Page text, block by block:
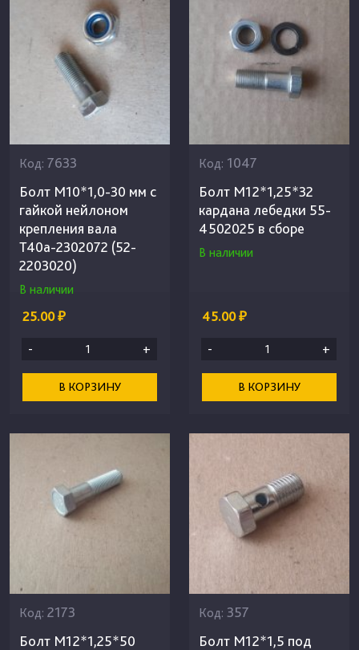
Код: 7633
Болт М10*1,0-30 мм с
гайкой нейлоном
крепления вала
Т40а-2302072 (52-
2203020)
В наличии
25.00 ₽
- +
В КОРЗИНУ
Код: 1047
Болт М12*1,25*32
кардана лебедки 55-
4502025 в сборе
В наличии
45.00 ₽
- +
В КОРЗИНУ
Код: 2173
Болт М12*1,25*50
Код: 357
Болт М12*1,5 под